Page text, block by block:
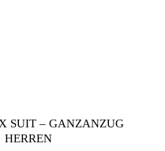
SUIT – GANZANZUG
HERREN